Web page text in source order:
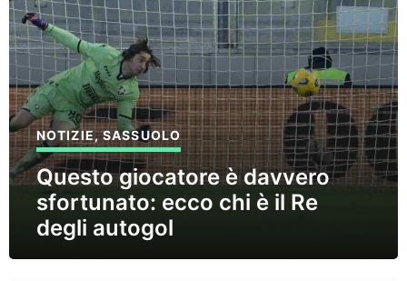
NOTIZIE,SASSUOLO
Questo giocatore è davvero
sfortunato: ecco chi è il Re
degli autogol